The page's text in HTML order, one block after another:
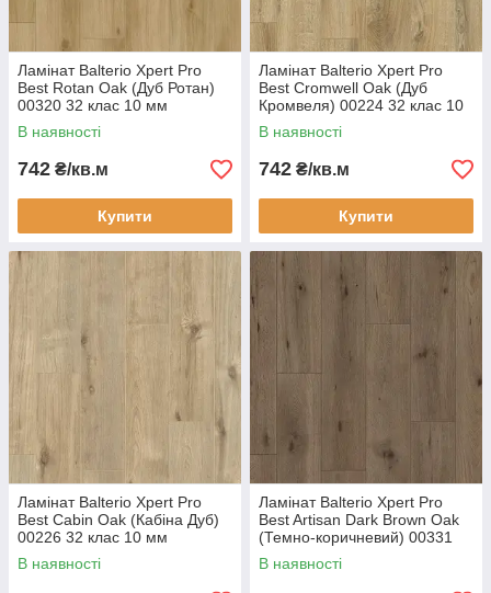
Ламінат Balterio Xpert Pro
Best Rotan Oak (Дуб Ротан)
00320 32 клас 10 мм
товщина з фаскою
В наявності
742 ₴/кв.м
Купити
Ламінат Balterio Xpert Pro
Best Cromwell Oak (Дуб
Кромвеля) 00224 32 клас 10
мм товщина з фаскою
В наявності
742 ₴/кв.м
Купити
Ламінат Balterio Xpert Pro
Best Cabin Oak (Кабіна Дуб)
00226 32 клас 10 мм
товщина з фаскою
В наявності
Ламінат Balterio Xpert Pro
Best Artisan Dark Brown Oak
(Темно-коричневий) 00331
32 клас 10 мм товщина з
фаскою
В наявності